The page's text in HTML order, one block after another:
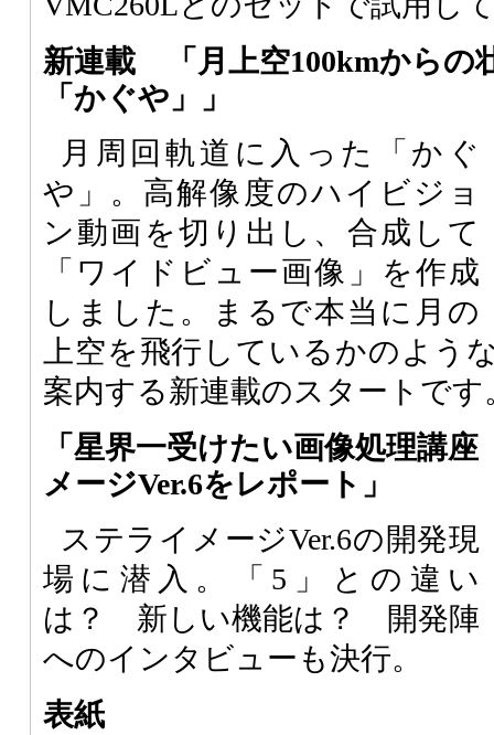
新連載 「月上空100kmからの
「かぐや」」
月周回軌道に入った「かぐ
や」。高解像度のハイビジョ
ン動画を切り出し、合成して
「ワイドビュー画像」を作成
しました。まるで本当に月の
上空を飛行しているかのよう
案内する新連載のスタートです
「星界一受けたい画像処理講
メージVer.6をレポート」
ステライメージVer.6の開発現
場に潜入。「5」との違い
は？ 新しい機能は？ 開発陣
へのインタビューも決行。
表紙